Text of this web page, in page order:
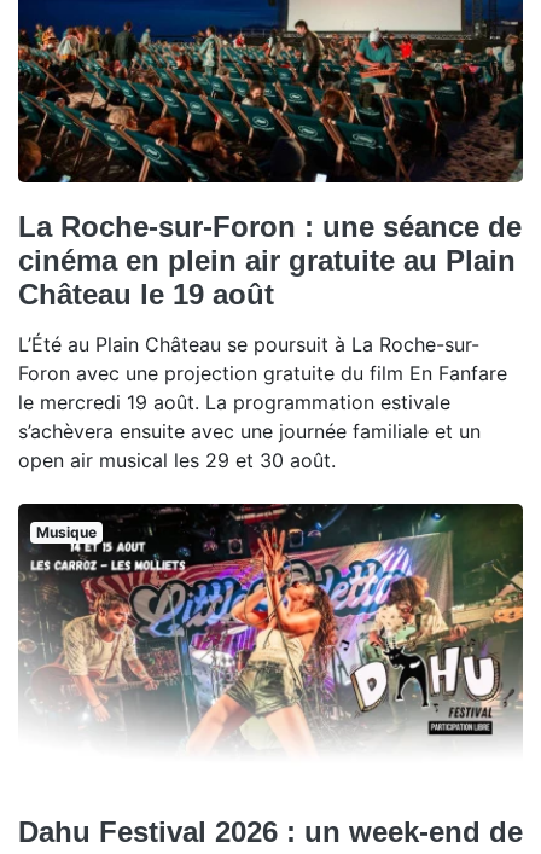
La Roche-sur-Foron : une séance de
cinéma en plein air gratuite au Plain
Château le 19 août
L’Été au Plain Château se poursuit à La Roche-sur-
Foron avec une projection gratuite du film En Fanfare
le mercredi 19 août. La programmation estivale
s’achèvera ensuite avec une journée familiale et un
open air musical les 29 et 30 août.
Musique
Dahu Festival 2026 : un week-end de